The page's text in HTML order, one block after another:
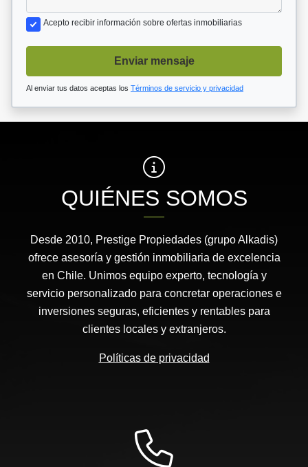
Acepto recibir información sobre ofertas inmobiliarias
Enviar mensaje
Al enviar tus datos aceptas los Términos de servicio y privacidad
QUIÉNES SOMOS
Desde 2010, Prestige Propiedades (grupo Alkadis)
ofrece asesoría y gestión inmobiliaria de excelencia
en Chile. Unimos equipo experto, tecnología y
servicio personalizado para concretar operaciones e
inversiones seguras, eficientes y rentables para
clientes locales y extranjeros.
Políticas de privacidad